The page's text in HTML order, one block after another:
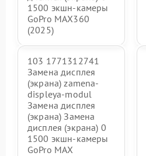
1500 экшн-камеры
GoPro MAX360
(2025)
103 1771312741
Замена дисплея
(экрана) zamena-
displeya-modul
Замена дисплея
(экрана) Замена
дисплея (экрана) 0
1500 экшн-камеры
GoPro MAX